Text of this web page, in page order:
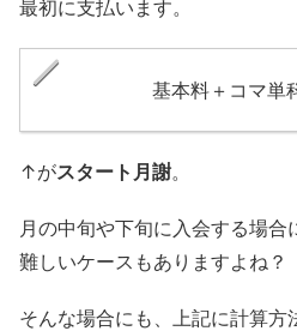
最初に支払います。
基本料＋コマ単
↑がスタート月謝。
月の中旬や下旬に入会する場
難しいケースもありますよね？
そんな場合にも、上記に計算方